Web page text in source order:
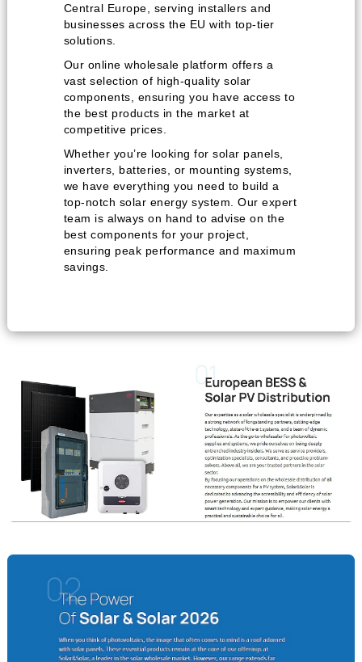
Central Europe, serving installers and
businesses across the EU with top-tier
solutions.
Our online wholesale platform offers a
vast selection of high-quality solar
components, ensuring you have access to
the best products in the market at
competitive prices.
Whether you’re looking for solar panels,
inverters, batteries, or mounting systems,
we have everything you need to build a
top-notch solar energy system. Our expert
team is always on hand to advise on the
best components for your project,
ensuring peak performance and maximum
savings.